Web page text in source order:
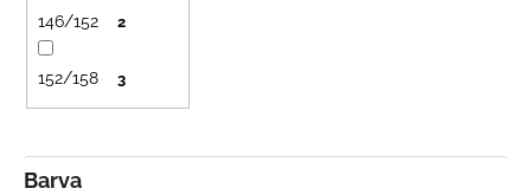
Barva
146/152 2
152/158 3